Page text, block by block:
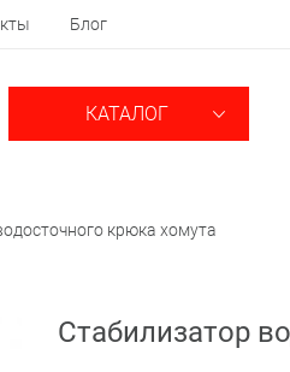
Блог
КАТАЛОГ
крюка хомута
Стабилизатор